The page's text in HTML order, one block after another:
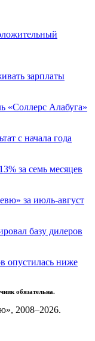
зарплаты
«Соллерс Алабуга»
с начала года
за семь месяцев
за июль-август
базу дилеров
опустилась ниже
обязательна.
2008–2026.